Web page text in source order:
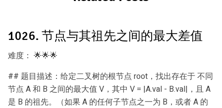
1026. 节点与其祖先之间的最大差值
难度： 🌟🌟🌟
## 题目描述：给定二叉树的根节点 root，找出存在于 不同
节点 A 和 B 之间的最大值 V，其中 V = |A.val - B.val|，且 A
是 B 的祖先。（如果 A 的任何子节点之一为 B，或者 A 的